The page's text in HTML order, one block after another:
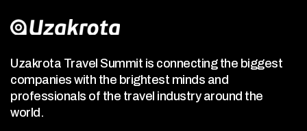
Uzakrota Travel Summit is connecting the biggest
companies with the brightest minds and
professionals of the travel industry around the
world.